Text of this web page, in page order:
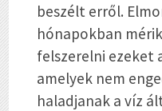
beszélt erről.
hónapokban
felszerelni ezeket
amelyek nem
haladjanak a víz